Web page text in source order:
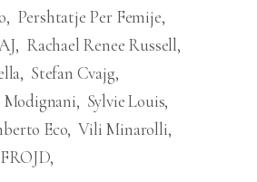
Pershtatje Per Femije
Rachael Renee Russell
Stefan Cvajg
Modignani
Sylvie Louis
Eco Vili Minarolli